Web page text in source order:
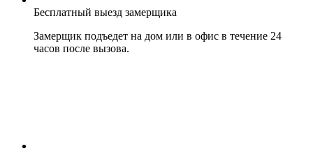
Бесплатный выезд замерщика
Замерщик подъедет на дом или в офис в течение 24
часов после вызова.